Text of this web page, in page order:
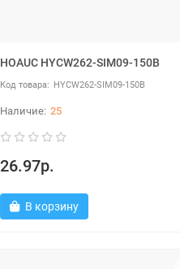
HOAUC HYCW262-SIM09-150B
HYCW262-SIM09-150B
25
26.97р.
В корзину